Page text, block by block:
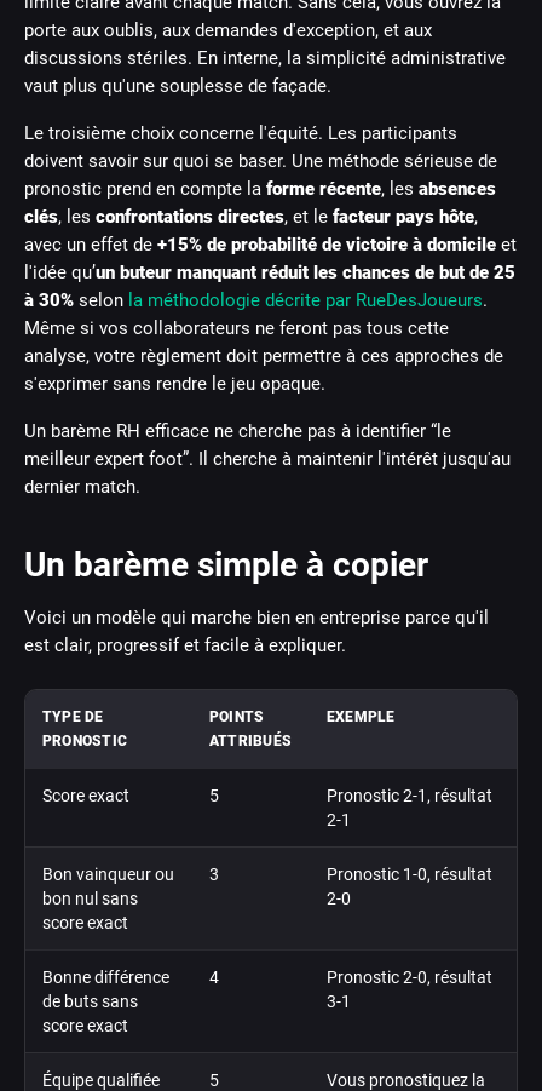
porte aux oublis, aux demandes d'exception, et aux
discussions stériles. En interne, la simplicité administrative
vaut plus qu'une souplesse de façade.
Le troisième choix concerne l'équité. Les participants
doivent savoir sur quoi se baser. Une méthode sérieuse de
pronostic prend en compte la forme récente, les absences
clés, les confrontations directes, et le facteur pays hôte,
avec un effet de +15% de probabilité de victoire à domicile et
l'idée qu’un buteur manquant réduit les chances de but de 25
à 30% selon la méthodologie décrite par RueDesJoueurs.
Même si vos collaborateurs ne feront pas tous cette
analyse, votre règlement doit permettre à ces approches de
s'exprimer sans rendre le jeu opaque.
Un barème RH efficace ne cherche pas à identifier “le
meilleur expert foot”. Il cherche à maintenir l'intérêt jusqu'au
dernier match.
Un barème simple à copier
Voici un modèle qui marche bien en entreprise parce qu'il
est clair, progressif et facile à expliquer.
TYPE DE
PRONOSTIC
POINTS
ATTRIBUÉS
EXEMPLE
Score exact 5
Pronostic 2-1, résultat
2-1
Bon vainqueur ou
bon nul sans
score exact
3
Pronostic 1-0, résultat
2-0
Bonne différence
de buts sans
score exact
4
Pronostic 2-0, résultat
3-1
Équipe qualifiée
5
Vous pronostiquez la